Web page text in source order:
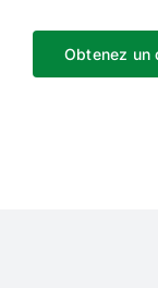
Obtenez un